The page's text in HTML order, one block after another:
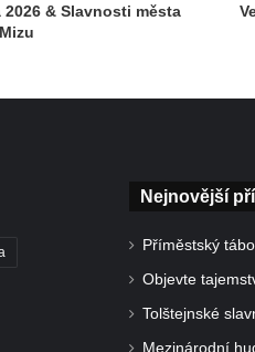
2026 & Slavnosti města
Nejnovější
Příměstský
Objevte
Tolštejnské
Mezinárodní